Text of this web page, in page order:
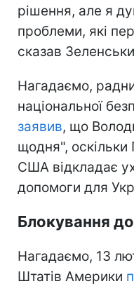
рішення, але я
проблеми, які
сказав
Нагадаємо,
національної
заявив, що
щодня", оскільки
США відкладає
допомоги для
Блокування
Нагадаємо, 13
Штатів Америки